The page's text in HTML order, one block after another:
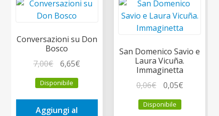
Conversazioni su Don
Bosco
7,00€
prezzo
originale
era:
7,00€.
6,65€
è:
Disponibile
Aggiungi al
San Domenico Savio e
Laura Vicuña.
Immaginetta
0,06€
prezzo
originale
0,05€Il
Disponibile